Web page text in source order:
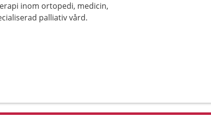
inom ortopedi, medicin,
palliativ vård.